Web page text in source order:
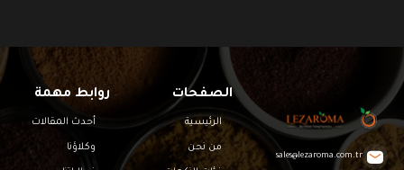
روابط مهمة
أحدث المقالات
وكلاؤنا
الصفحات
الرئيسية
من نحن
sales@lezaroma.com.tr